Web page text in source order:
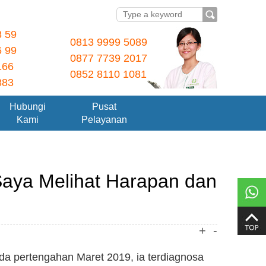
59
99
0813 9999 5089
0877 7739 2017
0852 8110 1081
Hubungi
Kami
Pusat
Pelayanan
Melihat Harapan dan
+ -
pertengahan Maret 2019, ia terdiagnosa